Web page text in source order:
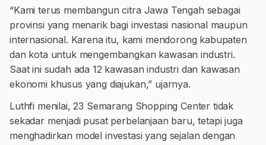
“Kami terus membangun citra Jawa Tengah sebagai
provinsi yang menarik bagi investasi nasional maupun
internasional. Karena itu, kami mendorong kabupaten
dan kota untuk mengembangkan kawasan industri.
Saat ini sudah ada 12 kawasan industri dan kawasan
ekonomi khusus yang diajukan,” ujarnya.
Luthfi menilai, 23 Semarang Shopping Center tidak
sekadar menjadi pusat perbelanjaan baru, tetapi juga
menghadirkan model investasi yang sejalan dengan